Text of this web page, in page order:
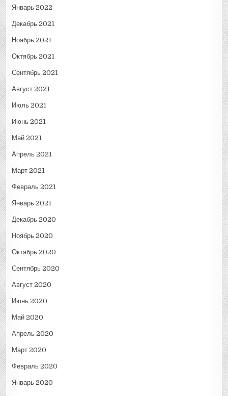
Январь 2022
Декабрь 2021
Ноябрь 2021
Октябрь 2021
Сентябрь 2021
Август 2021
Июль 2021
Июнь 2021
Май 2021
Апрель 2021
Март 2021
Февраль 2021
Январь 2021
Декабрь 2020
Ноябрь 2020
Октябрь 2020
Сентябрь 2020
Август 2020
Июнь 2020
Май 2020
Апрель 2020
Март 2020
Февраль 2020
Январь 2020